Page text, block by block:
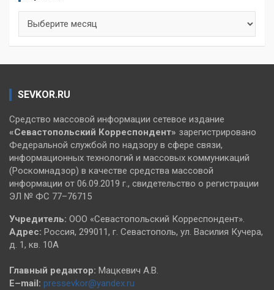
SEVKOR.RU
Средство массовой информации сетевое издание
«Севастопольский Корреспондент» зарегистрировано
Федеральной службой по надзору в сфере связи,
информационных технологий и массовых коммуникаций
(Роскомнадзор) в качестве средства массовой
информации от 06.09.2019 г., свидетельство о регистрации
ЭЛ № ФС 77–76715
Учредитель: ООО «Севастопольский Корреспондент».
Адрес: Россия, 299011, г. Севастополь, ул. Василия Кучера,
д. 1, кв. 10А
Главный редактор: Мацкевич А.В.
E–mail: pressevkor@yandex.ru